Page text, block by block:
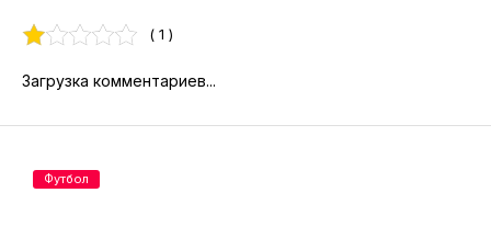
( 1 )
Загрузка комментариев...
Футбол